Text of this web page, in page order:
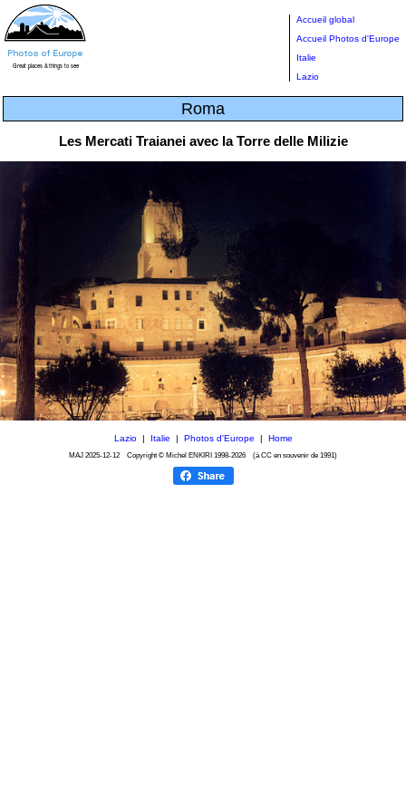
Accueil global
Accueil Photos d'Europe
Italie
Lazio
Roma
Les Mercati Traianei avec la Torre delle Milizie
Lazio| Italie | Photos d'Europe | Home
MAJ 2025-12-12 Copyright © Michel ENKIRI 1998-2026 (à CC en souvenir de 1991)